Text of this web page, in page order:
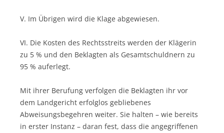
V. Im Übrigen wird die Klage abgewiesen.
VI. Die Kosten des Rechtsstreits werden der Klägerin
zu 5 % und den Beklagten als Gesamtschuldnern zu
95 % auferlegt.
Mit ihrer Berufung verfolgen die Beklagten ihr vor
dem Landgericht erfolglos gebliebenes
Abweisungsbegehren weiter. Sie halten – wie bereits
in erster Instanz – daran fest, dass die angegriffenen